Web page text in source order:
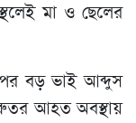
মা ও ছেলের
বড় ভাই আব্দুস
আহত অবস্থায়